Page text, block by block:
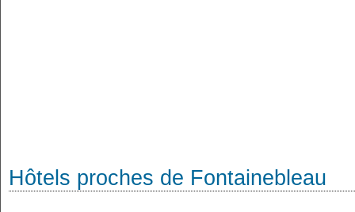
Hôtels proches de Fontainebleau